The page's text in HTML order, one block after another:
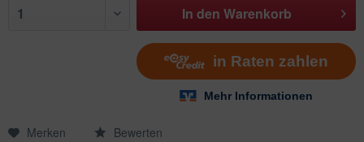
In den Warenkorb
Merken Bewerten